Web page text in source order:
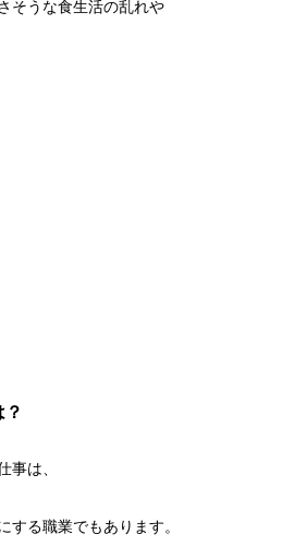
そうな食生活の乱れや
事は、
する職業でもあります。